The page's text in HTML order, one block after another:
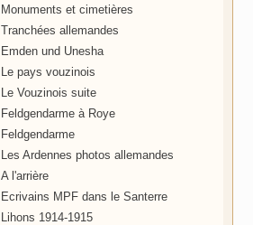
Monuments et cimetières
Tranchées allemandes
Emden und Unesha
Le pays vouzinois
Le Vouzinois suite
Feldgendarme à Roye
Feldgendarme
Les Ardennes photos allemandes
A l'arrière
Ecrivains MPF dans le Santerre
Lihons 1914-1915